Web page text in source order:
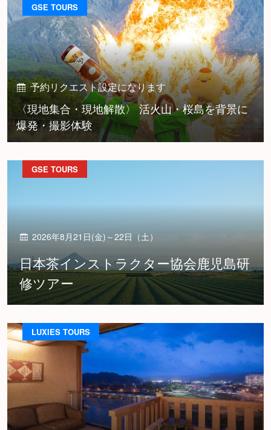
予約リクエスト設定になります
〈現地集合・現地解散〉 活火山・桜島を背景に
爆発・撮影体験
GSE TOURS
2026年8月21日(金)～22日（土）
日本茶インストラクター協会鹿児島研
修ツアー
GSE TOURS
LUXIES TOURS